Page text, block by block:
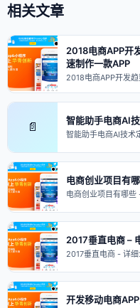
相关文章
2018电商APP开
速制作一款APP
2018电商APP开发
📄 智能助手电商AI
智能助手电商AI技术
电商创业项目有
电商创业项目有哪
2017垂直电商 –
2017垂直电商 - 详
开发移动电商